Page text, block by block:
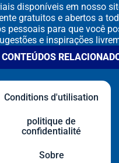
disponíveis em nosso
gratuitos e abertos a
pessoais para que você
e inspirações
Conditions d'utilisation
politique de
confidentialité
Sobre